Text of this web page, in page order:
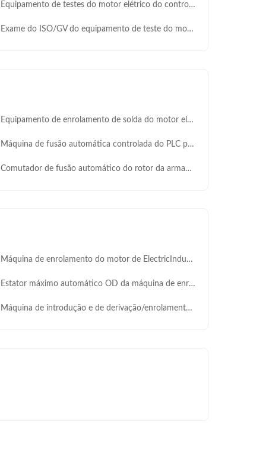
Equipamento de testes do motor elétrico do controlo do motor de Digitas
Exame do ISO/GV do equipamento de teste do motor elétrico do sistema de teste do vácuo do estator
Equipamento de enrolamento de solda do motor elétrico de fio de cobre para o motor do misturador
Máquina de fusão automática controlada do PLC para o motor SMT- K3220 da C.C. e de C.A.
Comutador de fusão automático do rotor da armadura da máquina do ponto de Cinco-Pólo tripolar
Máquina de enrolamento do motor de ElectricInduction que introduz a tração que forma o sistema
Estator máximo automático OD da máquina de enrolamento 160mm do estator do exame do ISO/GV
Máquina de introdução e de derivação/enrolamento automático que encaixa a máquina